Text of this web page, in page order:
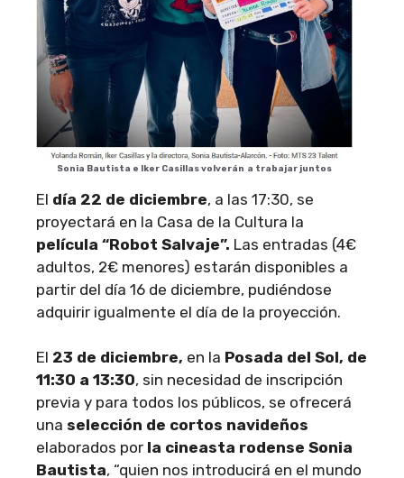
Sonia Bautista e Iker Casillas volverán a trabajar juntos
El día 22 de diciembre, a las 17:30, se
proyectará en la Casa de la Cultura la
película “Robot Salvaje”. Las entradas (4€
adultos, 2€ menores) estarán disponibles a
partir del día 16 de diciembre, pudiéndose
adquirir igualmente el día de la proyección.
El 23 de diciembre, en la Posada del Sol, de
11:30 a 13:30, sin necesidad de inscripción
previa y para todos los públicos, se ofrecerá
una selección de cortos navideños
elaborados por la cineasta rodense Sonia
Bautista, “quien nos introducirá en el mundo